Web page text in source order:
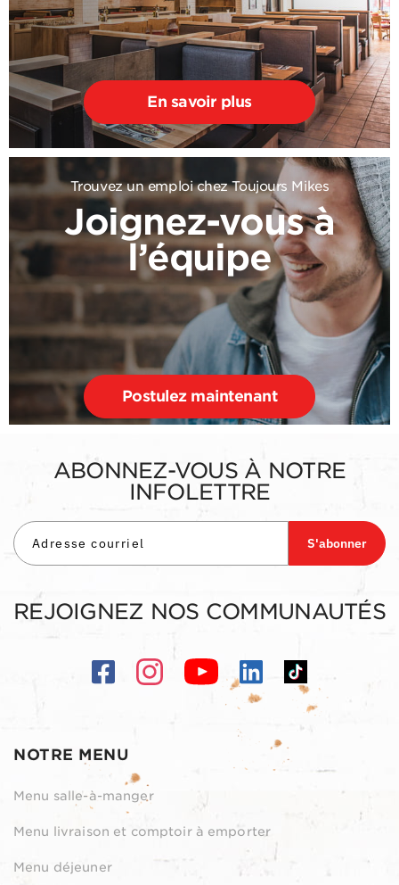
En savoir plus
Trouvez un emploi chez Toujours Mikes
Joignez-vous à
l’équipe
Postulez maintenant
NOTRE MENU
Menu salle-à-manger
Menu livraison et comptoir à emporter
Menu déjeuner
ABONNEZ-VOUS À NOTRE
INFOLETTRE
S'abonner
REJOIGNEZ NOS COMMUNAUTÉS